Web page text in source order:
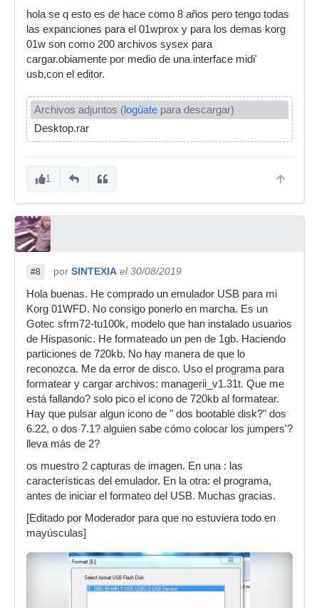
hola se q esto es de hace como 8 años pero tengo todas
las expanciones para el 01wprox y para los demas korg
01w son como 200 archivos sysex para
cargar.obiamente por medio de una interface midi'
usb,con el editor.
Archivos adjuntos (logúate para descargar)
Desktop.rar
1
#8 por SINTEXIA el 30/08/2019
Hola buenas. He comprado un emulador USB para mi
Korg 01WFD. No consigo ponerlo en marcha. Es un
Gotec sfrm72-tu100k, modelo que han instalado usuarios
de Hispasonic. He formateado un pen de 1gb. Haciendo
particiones de 720kb. No hay manera de que lo
reconozca. Me da error de disco. Uso el programa para
formatear y cargar archivos: managerii_v1.31t. Que me
está fallando? solo pico el icono de 720kb al formatear.
Hay que pulsar algun icono de " dos bootable disk?" dos
6.22, o dos 7.1? alguien sabe cómo colocar los jumpers'?
lleva más de 2?
os muestro 2 capturas de imagen. En una : las
características del emulador. En la otra: el programa,
antes de iniciar el formateo del USB. Muchas gracias.
[Editado por Moderador para que no estuviera todo en
mayúsculas]